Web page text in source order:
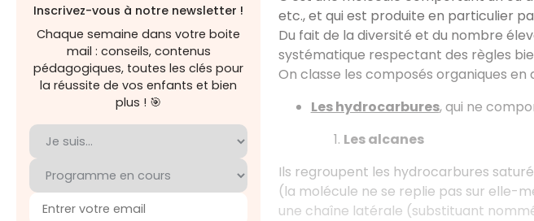
Inscrivez-vous à notre newsletter !
Chaque semaine dans votre boite
mail : conseils, contenus
pédagogiques, toutes les clés pour
la réussite de vos enfants et bien
plus ! 🎯
etc., et qui est produite en particulier
Du fait de la diversité et du nombre
systématique respectant des règles
On classe les composés organiques en
Les hydrocarbures, qui ne
Les alcanes
Ils regroupent les hydrocarbures
(la molécule ne se replie pas sur elle-
une chaîne latérale (substituant